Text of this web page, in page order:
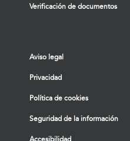
Verificación de documentos
Aviso legal
Privacidad
Política de cookies
Seguridad de la información
Accesibilidad